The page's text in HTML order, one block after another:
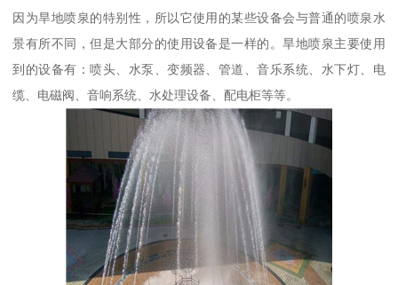
因为旱地喷泉的特别性，所以它使用的某些设备会与普通的喷泉水
景有所不同，但是大部分的使用设备是一样的。旱地喷泉主要使用
到的设备有：喷头、水泵、变频器、管道、音乐系统、水下灯、电
缆、电磁阀、音响系统、水处理设备、配电柜等等。